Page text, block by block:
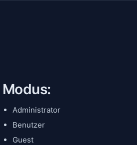
Modus:
Administrator
Benutzer
Guest